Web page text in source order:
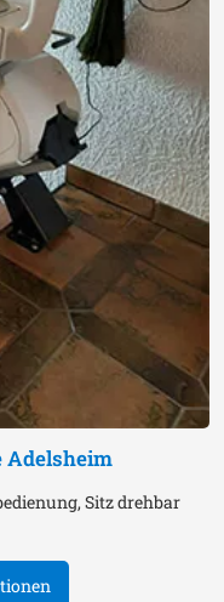
Adelsheim
Sitz drehbar